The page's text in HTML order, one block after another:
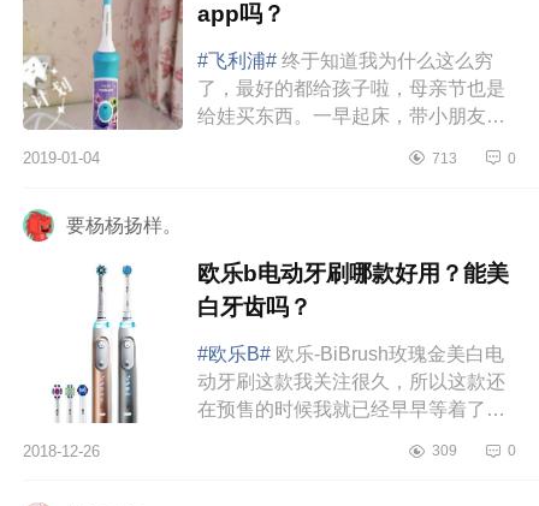
app吗？
#飞利浦# 终于知道我为什么这么穷
了，最好的都给孩子啦，母亲节也是
给娃买东西。一早起床，带小朋友去
没号了。看个牙是多么的难。最后
2019-01-04 713 0
要杨杨扬样。
欧乐b电动牙刷哪款好用？能美
白牙齿吗？
#欧乐B# 欧乐-BiBrush玫瑰金美白电
动牙刷这款我关注很久，所以这款还
在预售的时候我就已经早早等着了。
送电动牙刷就是送洁面仪，所以很...
2018-12-26 309 0